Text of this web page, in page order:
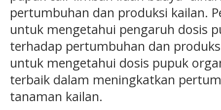
pertumbuhan dan produksi kailan.
untuk mengetahui pengaruh dosis
terhadap pertumbuhan dan
untuk mengetahui dosis pupuk
terbaik dalam meningkatkan
tanaman kailan.